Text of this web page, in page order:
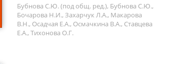
Бубнова С.Ю. (под общ. ред.), Бубнова С.Ю.,
Бочарова Н.И., Захарчук Л.А., Макарова
В.Н., Осадчая Е.А., Осмачкина В.А., Ставцева
Е.А., Тихонова О.Г.